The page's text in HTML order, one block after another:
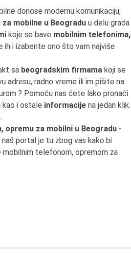
donose modernu komunikaciju,
mobilne u Beogradu u delu grada
koje se bave mobilnim telefonima,
ih i izaberite ono što vam najviše
sa beogradskim firmama koji se
adresu, radno vreme ili im pišite na
? Pomoću nas ćete lako pronaći
kao i ostale informacije na jedan klik.
opremu za mobilni u Beogradu -
portal je tu zbog vas kako bi
mobilnim telefonom, opremom za